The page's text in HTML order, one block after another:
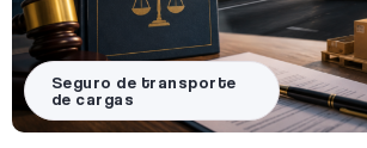
Seguro de transporte
de cargas